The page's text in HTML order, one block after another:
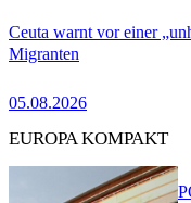
Ceuta warnt vor einer
Migranten
05.08.2026
EUROPA KOMPAKT